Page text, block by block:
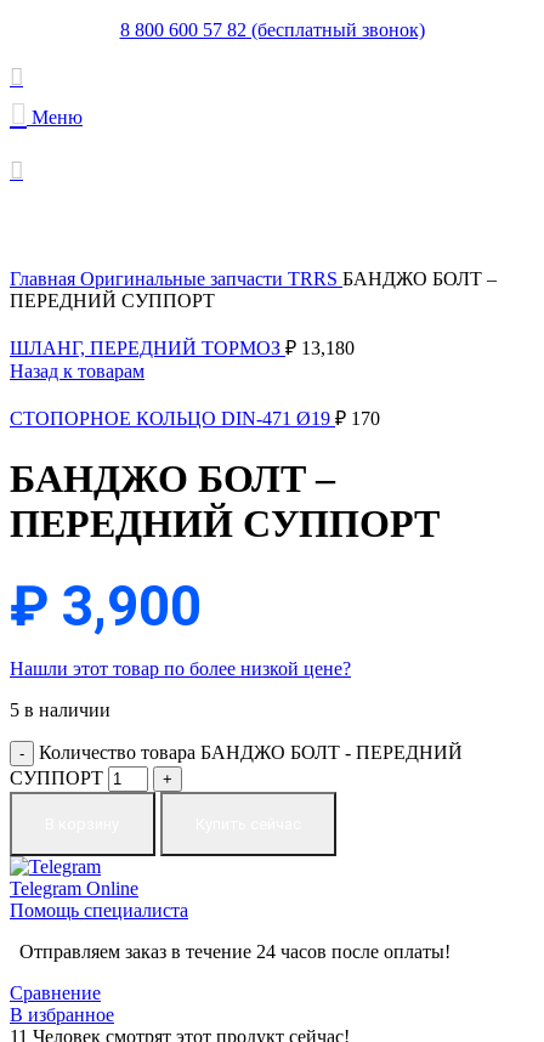
8 800 600 57 82 (бесплатный звонок)
Меню
Главная Оригинальные запчасти TRRS БАНДЖО БОЛТ –
ПЕРЕДНИЙ СУППОРТ
ШЛАНГ, ПЕРЕДНИЙ ТОРМОЗ ₽ 13,180
Назад к товарам
СТОПОРНОЕ КОЛЬЦО DIN-471 Ø19 ₽ 170
БАНДЖО БОЛТ –
ПЕРЕДНИЙ СУППОРТ
₽ 3,900
Нашли этот товар по более низкой цене?
5 в наличии
Количество товара БАНДЖО БОЛТ - ПЕРЕДНИЙ
СУППОРТ
Telegram Online
Помощь специалиста
Отправляем заказ в течение 24 часов после оплаты!
Сравнение
В избранное
11 Человек смотрят этот продукт сейчас!